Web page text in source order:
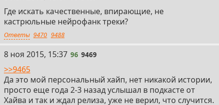
Где искать качественные, впирающие, не
кастрюльные нейрофанк треки?
Ответы 9470 9488
96
8 ноя 2015, 15:37 96 9469
>>9465
Да это мой персональный хайп, нет никакой истории,
просто еще года 2-3 назад услышал в подкасте от
Хайва и так и ждал релиза, уже не верил, что случится.